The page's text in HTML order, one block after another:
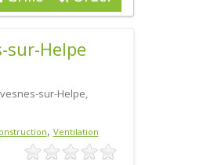
sur-Helpe
sur-Helpe,
, Ventilation